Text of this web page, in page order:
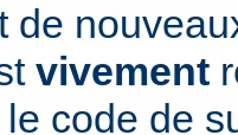
de
vivement
code de